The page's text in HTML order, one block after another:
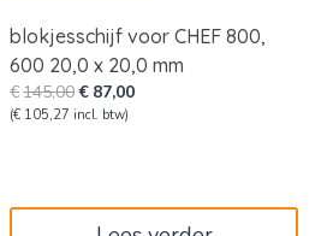
blokjesschijf voor CHEF 800,
600 20,0 x 20,0 mm
€145,00Oorspronkelijke
prijs
€ 87,00Huidige
(€ 105,27 incl. btw)